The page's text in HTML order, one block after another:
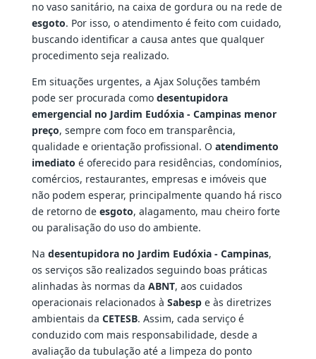
no vaso sanitário, na caixa de gordura ou na rede de
esgoto. Por isso, o atendimento é feito com cuidado,
buscando identificar a causa antes que qualquer
procedimento seja realizado.
Em situações urgentes, a Ajax Soluções também
pode ser procurada como desentupidora
emergencial no Jardim Eudóxia - Campinas menor
preço, sempre com foco em transparência,
qualidade e orientação profissional. O atendimento
imediato é oferecido para residências, condomínios,
comércios, restaurantes, empresas e imóveis que
não podem esperar, principalmente quando há risco
de retorno de esgoto, alagamento, mau cheiro forte
ou paralisação do uso do ambiente.
Na desentupidora no Jardim Eudóxia - Campinas,
os serviços são realizados seguindo boas práticas
alinhadas às normas da ABNT, aos cuidados
operacionais relacionados à Sabespe às diretrizes
ambientais da CETESB. Assim, cada serviço é
conduzido com mais responsabilidade, desde a
avaliação da tubulação até a limpeza do ponto